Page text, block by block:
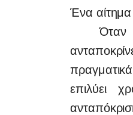
Ένα
Όταν η
επιλύει